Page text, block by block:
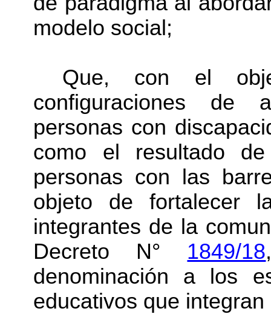
modelo social;
Que, con el
configuraciones de
personas con
como el resultado
personas con las
objeto de fortalecer
integrantes de la
Decreto N° 1849/18
denominación a los
educativos que